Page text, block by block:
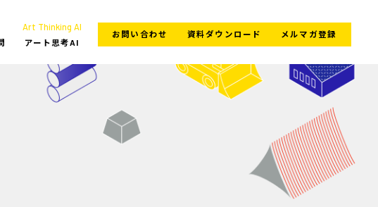
Art Thinking AI
アート思考AI
お問い合わせ 資料ダウンロード メルマガ登録